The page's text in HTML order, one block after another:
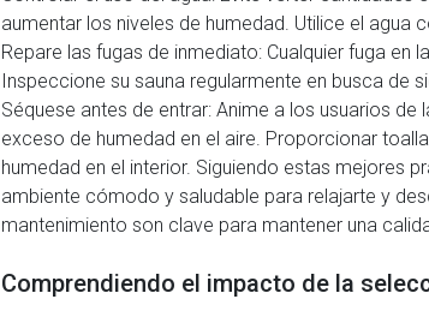
aumentar los niveles de humedad. Utilice el agua
Repare las fugas de inmediato: Cualquier fuga en
Inspeccione su sauna regularmente en busca de
Séquese antes de entrar: Anime a los usuarios
exceso de humedad en el aire. Proporcionar
humedad en el interior. Siguiendo estas mejores
ambiente cómodo y saludable para relajarte y
mantenimiento son clave para mantener una
Comprendiendo el impacto de la